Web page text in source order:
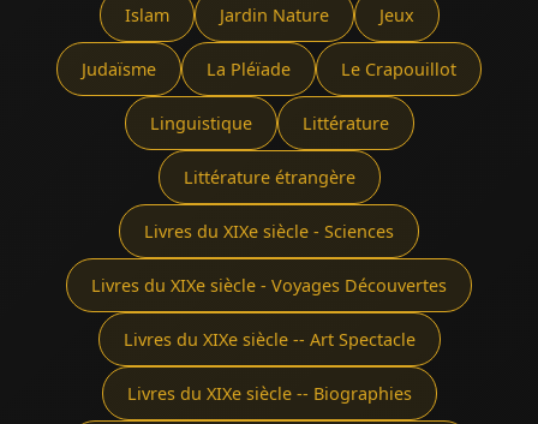
Islam Jardin Nature Jeux
Judaïsme La Pléïade Le Crapouillot
Linguistique Littérature
Littérature étrangère
Livres du XIXe siècle - Sciences
Livres du XIXe siècle - Voyages Découvertes
Livres du XIXe siècle -- Art Spectacle
Livres du XIXe siècle -- Biographies